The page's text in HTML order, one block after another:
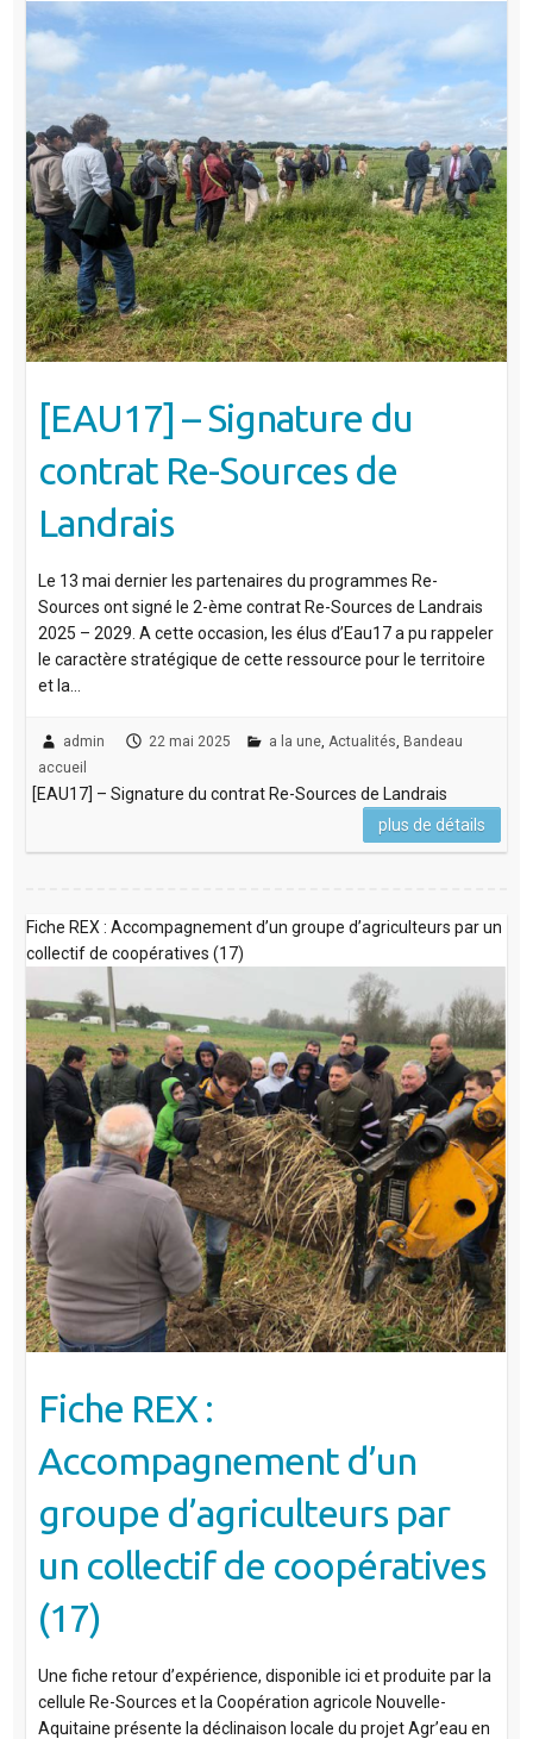
[EAU17] – Signature du
contrat Re-Sources de
Landrais
Le 13 mai dernier les partenaires du programmes Re-
Sources ont signé le 2-ème contrat Re-Sources de Landrais
2025 – 2029. A cette occasion, les élus d’Eau17 a pu rappeler
le caractère stratégique de cette ressource pour le territoire
et la…
admin 22 mai 2025 a la une, Actualités, Bandeau
accueil
[EAU17] – Signature du contrat Re-Sources de Landrais
plus de détails
Fiche REX : Accompagnement d’un groupe d’agriculteurs par un
collectif de coopératives (17)
Fiche REX :
Accompagnement d’un
groupe d’agriculteurs par
un collectif de coopératives
(17)
Une fiche retour d’expérience, disponible ici et produite par la
cellule Re-Sources et la Coopération agricole Nouvelle-
Aquitaine présente la déclinaison locale du projet Agr’eau en